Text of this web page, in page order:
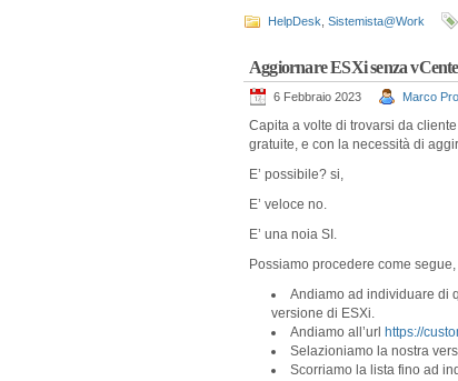
HelpDesk Sistemista@Work
Aggiornare ESXi senza
6 Febbraio 2023 Marco
Capita a volte di trovarsi da
gratuite, e con la necessità di
E’ possibile? si,
E’ veloce no.
E’ una noia SI.
Possiamo procedere come segue,
Andiamo ad individuare di
versione di ESXi.
Andiamo all’url https://
Selazioniamo la nostra
Scorriamo la lista fino ad